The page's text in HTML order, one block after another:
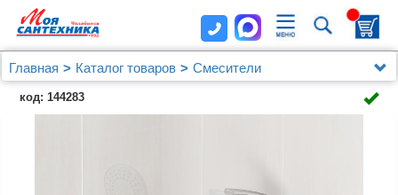
Главная Каталог товаров
Смесители
Для ванны с душем
Смеситель для ванны с длинным изливом, Sterm,
код: 144283